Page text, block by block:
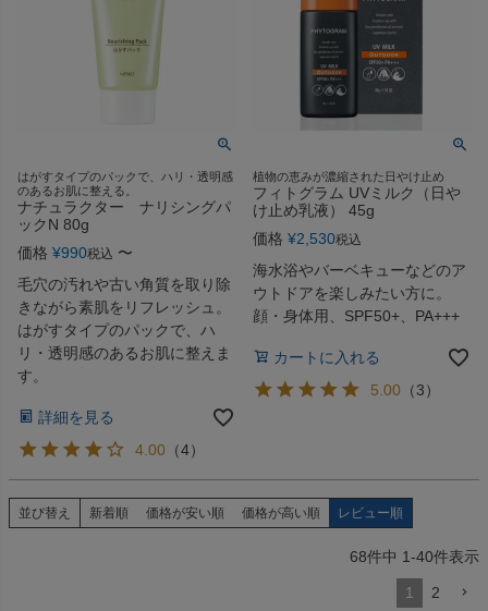
はがすタイプのパックで、ハリ・透明感
のあるお肌に整える。
ナチュラクター ナリシングパ
ックN 80g
価格 ¥990税込 〜
毛穴の汚れや古い角質を取り除
きながら素肌をリフレッシュ。
はがすタイプのパックで、ハ
リ・透明感のあるお肌に整えま
す。
詳細を見る
4.00 （4）
植物の恵みが濃縮された日やけ止め
フィトグラム UVミルク（日や
け止め乳液） 45g
価格 ¥2,530税込
海水浴やバーベキューなどのア
ウトドアを楽しみたい方に。
顔・身体用、SPF50+、PA+++
カートに入れる
5.00 （3）
並び替え 新着順 価格が安い順 価格が高い順 レビュー順
68件中 1-40件表示
1 2